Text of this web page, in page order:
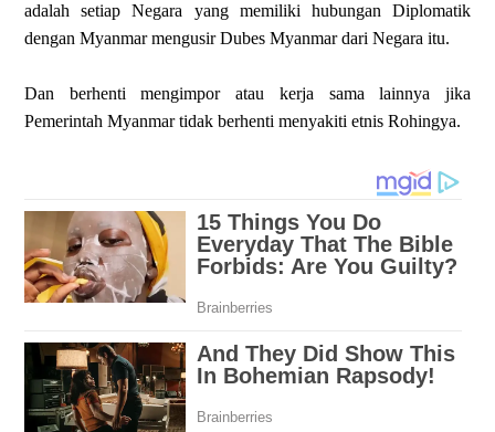
adalah setiap Negara yang memiliki hubungan Diplomatik
dengan Myanmar mengusir Dubes Myanmar dari Negara itu.
Dan berhenti mengimpor atau kerja sama lainnya jika
Pemerintah Myanmar tidak berhenti menyakiti etnis Rohingya.